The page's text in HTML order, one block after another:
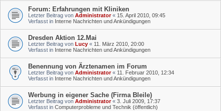
Forum: Erfahrungen mit Kliniken
Letzter Beitrag von Administrator« 15. April 2010, 09:45
Verfasst in Interne Nachrichten und Ankündigungen
Dresden Aktion 12.Mai
Letzter Beitrag von Lucy « 11. März 2010, 20:00
Verfasst in Interne Nachrichten und Ankündigungen
Benennung von Ärztenamen im Forum
Letzter Beitrag von Administrator« 11. Februar 2010, 12:34
Verfasst in Interne Nachrichten und Ankündigungen
Werbung in eigener Sache (Firma Bleile)
Letzter Beitrag von Administrator« 3. Juli 2009, 17:37
Verfasst in Computerprobleme und Technik (öffentlich)